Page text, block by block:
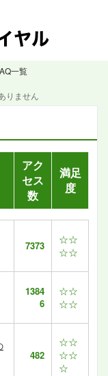
一覧
りません
アク
セス
数
満足
度
7373
☆☆
☆☆
1384
6
☆☆
☆☆
482
☆☆
☆☆
☆